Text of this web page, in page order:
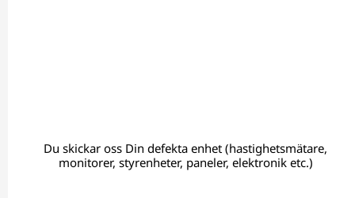
Du skickar oss Din defekta enhet (hastighetsmätare,
monitorer, styrenheter, paneler, elektronik etc.)